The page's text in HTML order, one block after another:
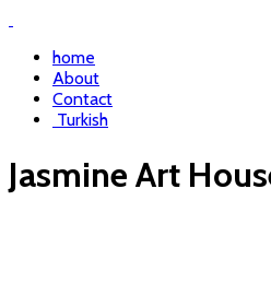
home
About
Contact
Turkish
Jasmine Art